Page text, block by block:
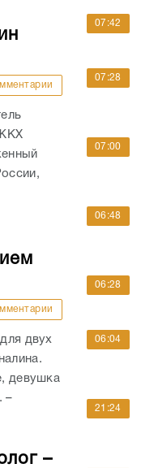
двух
девушка
–
–
07:42
07:28
07:00
06:48
06:28
06:04
21:24